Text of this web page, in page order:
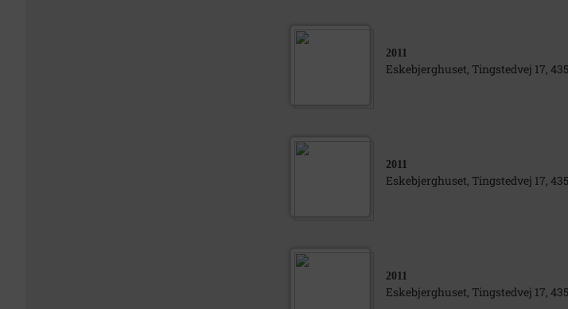
2011
Eskebjerghuset, Tingstedvej 17,
2011
Eskebjerghuset, Tingstedvej 17,
2011
Eskebjerghuset, Tingstedvej 17,